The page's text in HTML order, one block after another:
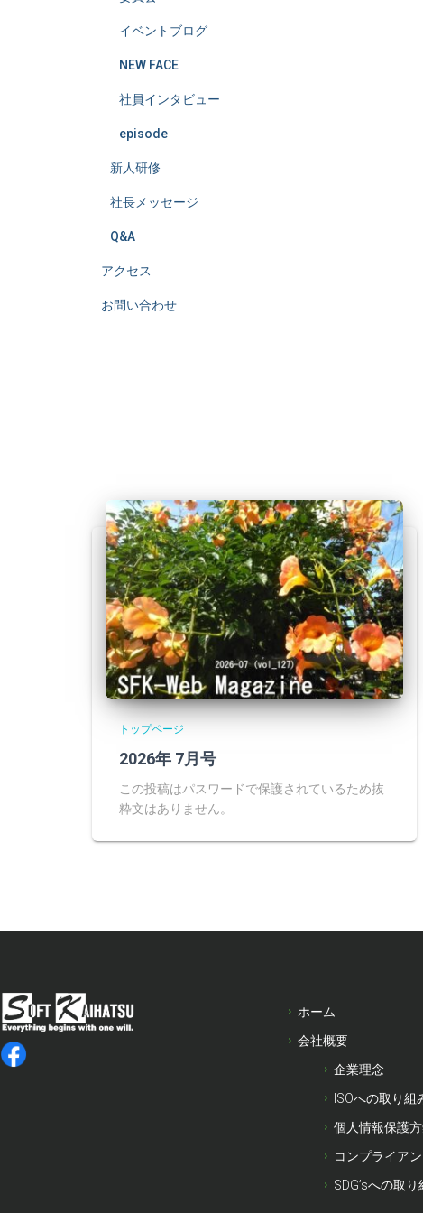
イベントブログ
NEW FACE
社員インタビュー
episode
新人研修
社長メッセージ
Q&A
アクセス
お問い合わせ
トップページ
2026年 7月号
この投稿はパスワードで保護されているため抜
粋文はありません。
ホーム
会社概要
企業理念
ISOへの取り組
個人情報保護
コンプライア
SDG’sへの取り